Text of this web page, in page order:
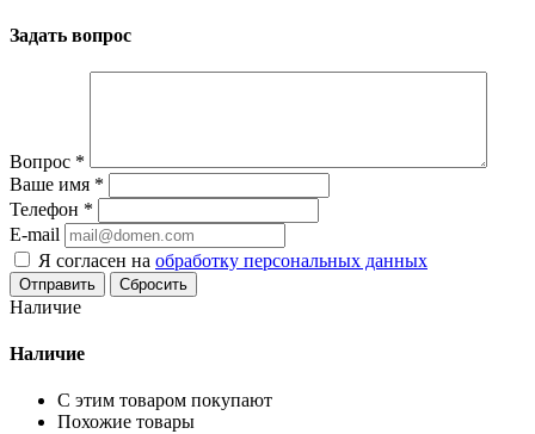
Задать вопрос
Вопрос *
Ваше имя *
Телефон *
E-mail
Я согласен на обработку персональных данных
Сбросить
Наличие
Наличие
С этим товаром покупают
Похожие товары